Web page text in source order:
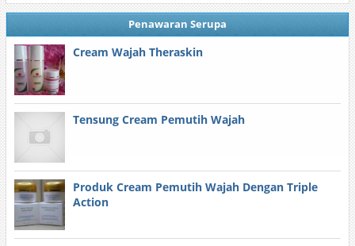
Penawaran Serupa
Cream Wajah Theraskin
Tensung Cream Pemutih Wajah
Produk Cream Pemutih Wajah Dengan Triple
Action